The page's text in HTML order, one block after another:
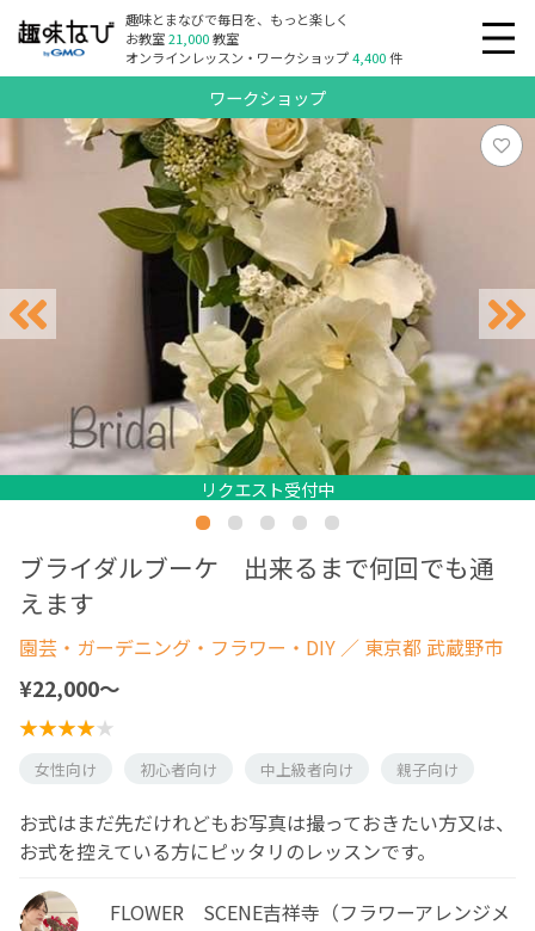
趣味とまなびで毎日を、もっと楽しく
お教室21,000教室
オンラインレッスン・ワークショップ4,400件
ワークショップ
リクエスト受付中
リクエスト受付中
リクエスト受付中
リクエスト受付中
リクエスト受付中
リクエスト受付中
ブライダルブーケ 出来るまで何回でも通
えます
園芸・ガーデニング・フラワー・DIY ／ 東京都 武蔵野市
¥22,000〜
女性向け 初心者向け 中上級者向け 親子向け
お式はまだ先だけれどもお写真は撮っておきたい方又は、
お式を控えている方にピッタリのレッスンです。
FLOWER SCENE吉祥寺（フラワーアレンジメ